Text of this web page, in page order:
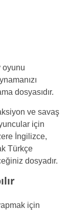
oyunu
dosyasıdır.
ve savaş
için
İngilizce,
Türkçe
dosyadır.
için